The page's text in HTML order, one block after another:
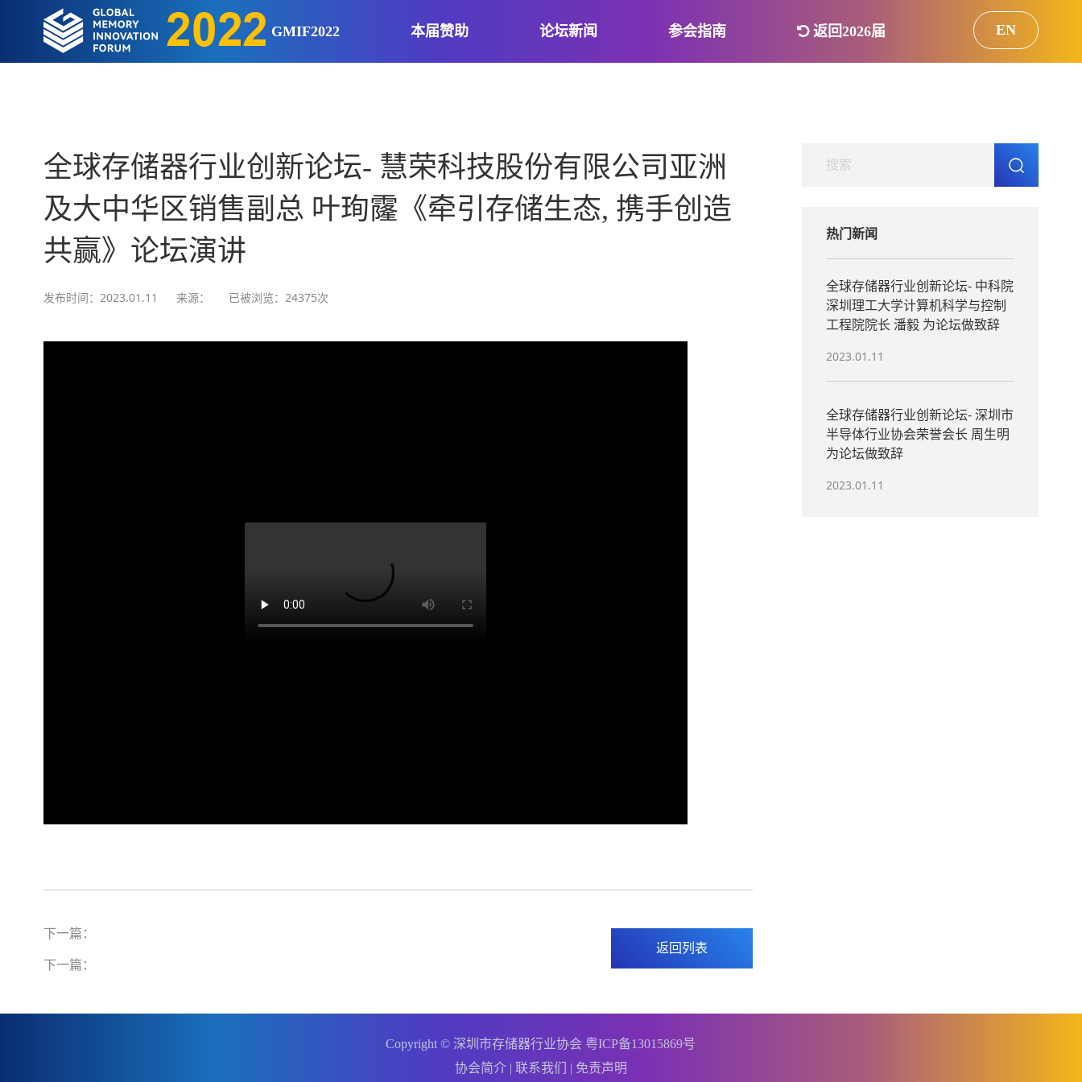
GMIF2022 本届赞助 论坛新闻 参会指南 返回2026届 EN
全球存储器行业创新论坛- 慧荣科技股份有限公司亚洲
及大中华区销售副总 叶珣霳《牵引存储生态, 携手创造
共赢》论坛演讲
发布时间：2023.01.11 来源： 已被浏览：24375次
下一篇：
下一篇：
返回列表
热门新闻
全球存储器行业创新论坛- 中科院
深圳理工大学计算机科学与控制
工程院院长 潘毅 为论坛做致辞
2023.01.11
全球存储器行业创新论坛- 深圳市
半导体行业协会荣誉会长 周生明
为论坛做致辞
2023.01.11
Copyright © 深圳市存储器行业协会 粤ICP备13015869号
协会简介| 联系我们 | 免责声明